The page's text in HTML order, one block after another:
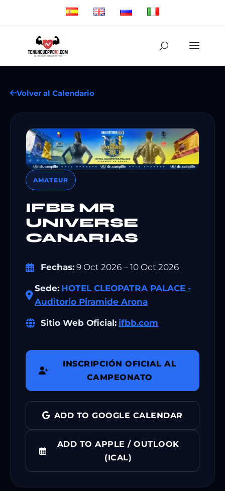
Volver al Calendario
AMATEUR
IFBB MR
UNIVERSE
CANARIAS
Fechas: 9 Oct 2026 – 10 Oct 2026
Sede: HOTEL CLEOPATRA PALACE -
Auditorio Piramide Arona
Sitio Web Oficial: ifbb.com
INSCRIPCIÓN OFICIAL AL
CAMPEONATO
ADD TO GOOGLE CALENDAR
ADD TO APPLE / OUTLOOK
(ICAL)